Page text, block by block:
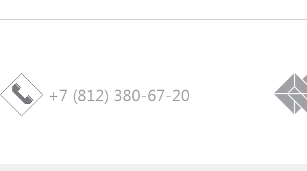
+7 (812) 380-67-20